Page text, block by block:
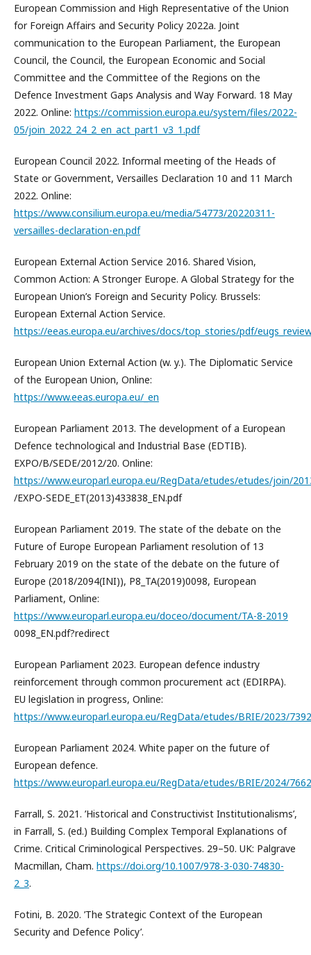
European Commission and High Representative of the Union
for Foreign Affairs and Security Policy 2022a. Joint
communication to the European Parliament, the European
Council, the Council, the European Economic and Social
Committee and the Committee of the Regions on the
Defence Investment Gaps Analysis and Way Forward. 18 May
2022. Online: https://commission.europa.eu/system/files/2022-
05/join_2022_24_2_en_act_part1_v3_1.pdf
European Council 2022. Informal meeting of the Heads of
State or Government, Versailles Declaration 10 and 11 March
2022. Online:
https://www.consilium.europa.eu/media/54773/20220311-
versailles-declaration-en.pdf
European External Action Service 2016. Shared Vision,
Common Action: A Stronger Europe. A Global Strategy for the
European Union’s Foreign and Security Policy. Brussels:
European External Action Service.
https://eeas.europa.eu/archives/docs/top_stories/pdf/
European Union External Action (w. y.). The Diplomatic Service
of the European Union, Online:
https://www.eeas.europa.eu/_en
European Parliament 2013. The development of a European
Defence technological and Industrial Base (EDTIB).
EXPO/B/SEDE/2012/20. Online:
https://www.europarl.europa.eu/RegData/etudes/etudes/join/
/EXPO-SEDE_ET(2013)433838_EN.pdf
European Parliament 2019. The state of the debate on the
Future of Europe European Parliament resolution of 13
February 2019 on the state of the debate on the future of
Europe (2018/2094(INI)), P8_TA(2019)0098, European
Parliament, Online:
https://www.europarl.europa.eu/doceo/document/TA-8-2019
0098_EN.pdf?redirect
European Parliament 2023. European defence industry
reinforcement through common procurement act (EDIRPA).
EU legislation in progress, Online:
https://www.europarl.europa.eu/RegData/etudes/BRIE/2023/
European Parliament 2024. White paper on the future of
European defence.
https://www.europarl.europa.eu/RegData/etudes/BRIE/2024/
Farrall, S. 2021. ’Historical and Constructivist Institutionalisms’,
in Farrall, S. (ed.) Building Complex Temporal Explanations of
Crime. Critical Criminological Perspectives. 29–50. UK: Palgrave
Macmillan, Cham. https://doi.org/10.1007/978-3-030-74830-
2_3.
Fotini, B. 2020. ’The Strategic Context of the European
Security and Defence Policy’.